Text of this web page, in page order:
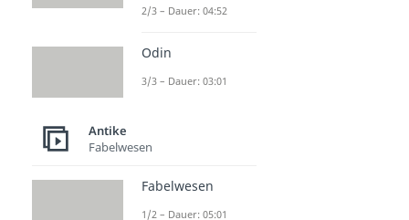
2/3 – Dauer: 04:52
Odin
3/3 – Dauer: 03:01
Antike
Fabelwesen
Fabelwesen
1/2 – Dauer: 05:01